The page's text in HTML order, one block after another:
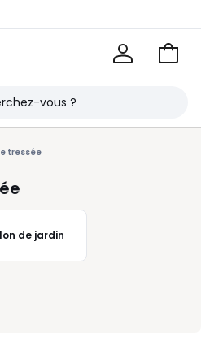
Voir
tressée
de jardin